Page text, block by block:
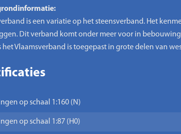
is een variatie op het steensverband. Het
Dit verband komt onder meer voor in
het Vlaamsverband is toegepast in grote delen van
op schaal 1:160 (N)
op schaal 1:87 (H0)